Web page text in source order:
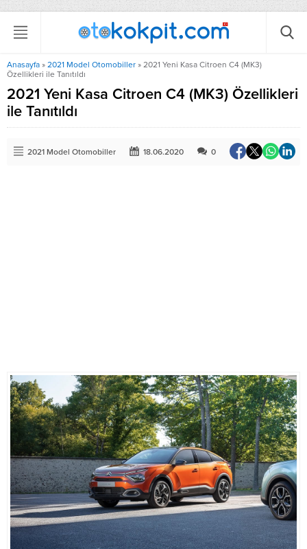
Anasayfa » 2021 Model Otomobiller » 2021 Yeni Kasa Citroen C4 (MK3)
Özellikleri ile Tanıtıldı
2021 Yeni Kasa Citroen C4 (MK3) Özellikleri
ile Tanıtıldı
2021 Model Otomobiller 18.06.2020 0